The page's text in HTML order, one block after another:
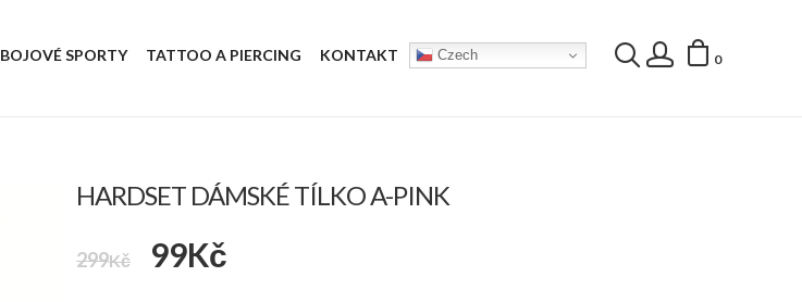
BOJOVÉ SPORTY TATTOO A PIERCING KONTAKT Czech 0
HARDSET DÁMSKÉ TÍLKO A-PINK
299Kč
Původní
99Kč